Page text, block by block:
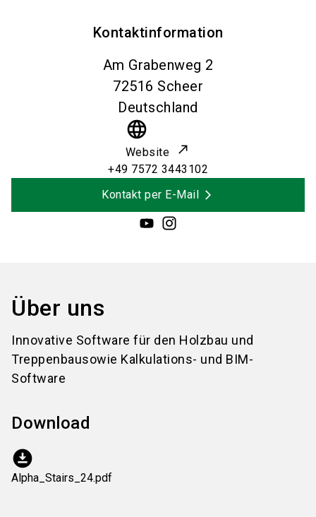
Kontaktinformation
Am Grabenweg 2
72516 Scheer
Deutschland
language
Website
+49 7572 3443102
Kontakt per E-Mail
Über uns
Innovative Software für den Holzbau und
Treppenbausowie Kalkulations- und BIM-
Software
Download
download_for_offline
Alpha_Stairs_24.pdf